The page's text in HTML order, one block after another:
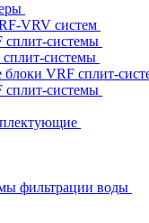
VRV систем
сплит-системы
системы
VRF сплит-
сплит-системы
фильтрации воды